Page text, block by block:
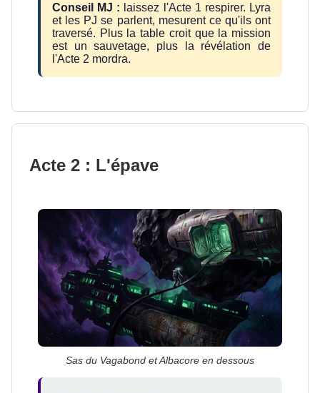
Conseil MJ : laissez l'Acte 1 respirer. Lyra
et les PJ se parlent, mesurent ce qu'ils ont
traversé. Plus la table croit que la mission
est un sauvetage, plus la révélation de
l'Acte 2 mordra.
Acte 2 : L'épave
Sas du Vagabond et Albacore en dessous